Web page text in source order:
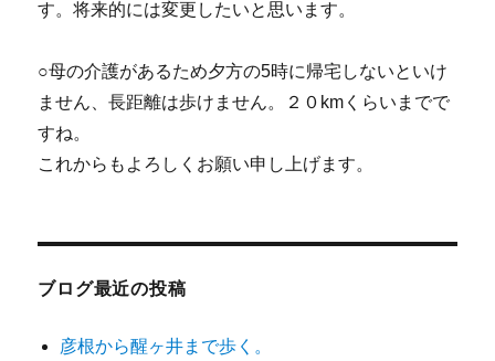
す。将来的には変更したいと思います。
○母の介護があるため夕方の5時に帰宅しないといけ
ません、長距離は歩けません。２０kmくらいまでで
すね。
これからもよろしくお願い申し上げます。
ブログ最近の投稿
彦根から醒ヶ井まで歩く。